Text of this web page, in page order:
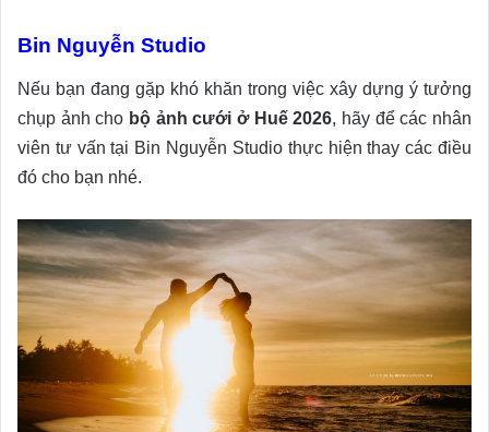
Bin Nguyễn Studio
Nếu bạn đang gặp khó khăn trong việc xây dựng ý tưởng
chụp ảnh cho bộ ảnh cưới ở Huế 2026, hãy để các nhân
viên tư vấn tại Bin Nguyễn Studio thực hiện thay các điều
đó cho bạn nhé.